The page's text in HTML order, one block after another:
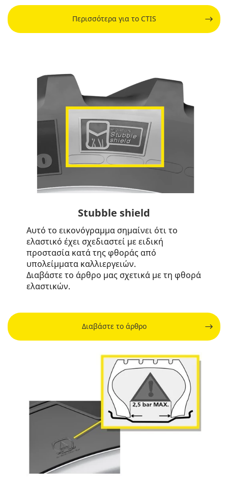
Περισσότερα για το CTIS
Stubble shield
Αυτό το εικονόγραμμα σημαίνει ότι το
ελαστικό έχει σχεδιαστεί με ειδική
προστασία κατά της φθοράς από
υπολείμματα καλλιεργειών.
Διαβάστε το άρθρο μας σχετικά με τη φθορά
ελαστικών.
Διαβάστε το άρθρο